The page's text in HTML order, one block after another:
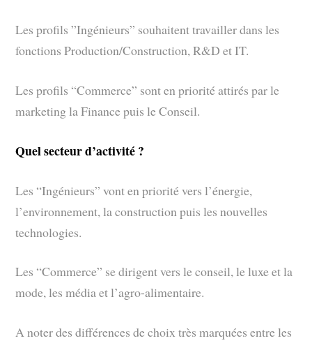
Les profils ”Ingénieurs” souhaitent travailler dans les
fonctions Production/Construction, R&D et IT.
Les profils “Commerce” sont en priorité attirés par le
marketing la Finance puis le Conseil.
Quel secteur d’activité ?
Les “Ingénieurs” vont en priorité vers l’énergie,
l’environnement, la construction puis les nouvelles
technologies.
Les “Commerce” se dirigent vers le conseil, le luxe et la
mode, les média et l’agro-alimentaire.
A noter des différences de choix très marquées entre les